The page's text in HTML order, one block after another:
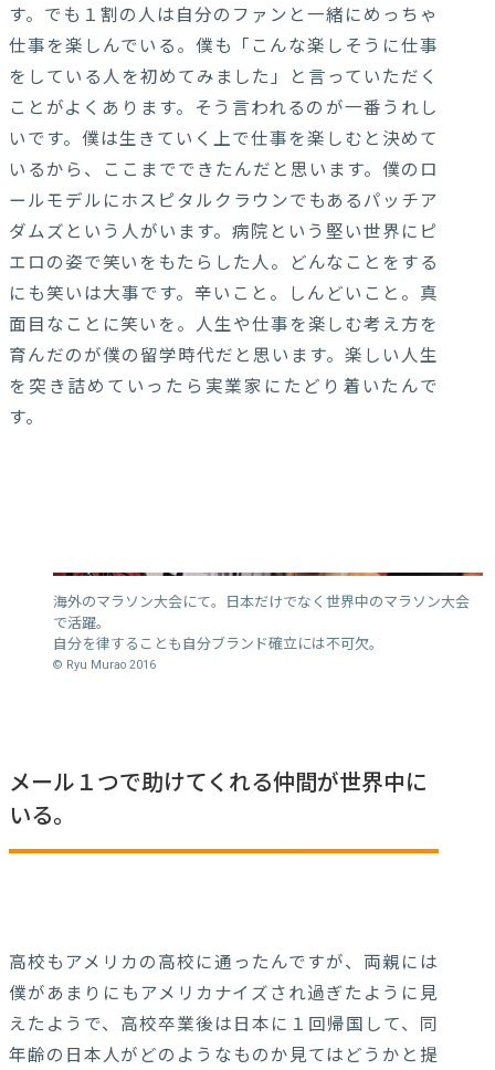
す。でも１割の人は自分のファンと一緒にめっちゃ
仕事を楽しんでいる。僕も「こんな楽しそうに仕事
をしている人を初めてみました」と言っていただく
ことがよくあります。そう言われるのが一番うれし
いです。僕は生きていく上で仕事を楽しむと決めて
いるから、ここまでできたんだと思います。僕のロ
ールモデルにホスピタルクラウンでもあるパッチア
ダムズという人がいます。病院という堅い世界にピ
エロの姿で笑いをもたらした人。どんなことをする
にも笑いは大事です。辛いこと。しんどいこと。真
面目なことに笑いを。人生や仕事を楽しむ考え方を
育んだのが僕の留学時代だと思います。楽しい人生
を突き詰めていったら実業家にたどり着いたんで
す。
メール１つで助けてくれる仲間が世界中に
いる。
高校もアメリカの高校に通ったんですが、両親には
僕があまりにもアメリカナイズされ過ぎたように見
えたようで、高校卒業後は日本に１回帰国して、同
年齢の日本人がどのようなものか見てはどうかと提
海外のマラソン大会にて。日本だけでなく世界中のマラソン大会
で活躍。
自分を律することも自分ブランド確立には不可欠。
© Ryu Murao 2016